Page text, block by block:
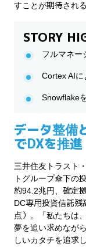
すことが期待される
STORY
フルマネー
Cortex AI
Snowflake
データ整備
でDXを推進
三井住友トラスト
トグループ傘下の
約94.2兆円、確定
DC専用投資信託
点）。「私たちは
夢を追い求めなが
しいカタチを追求